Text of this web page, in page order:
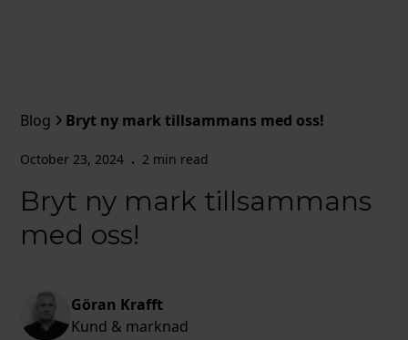
Blog Bryt ny mark tillsammans med oss!
October 23, 2024 • 2 min read
Bryt ny mark tillsammans
med oss!
Göran Krafft
Kund & marknad